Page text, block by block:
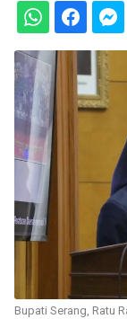
Bupati Serang, Ratu